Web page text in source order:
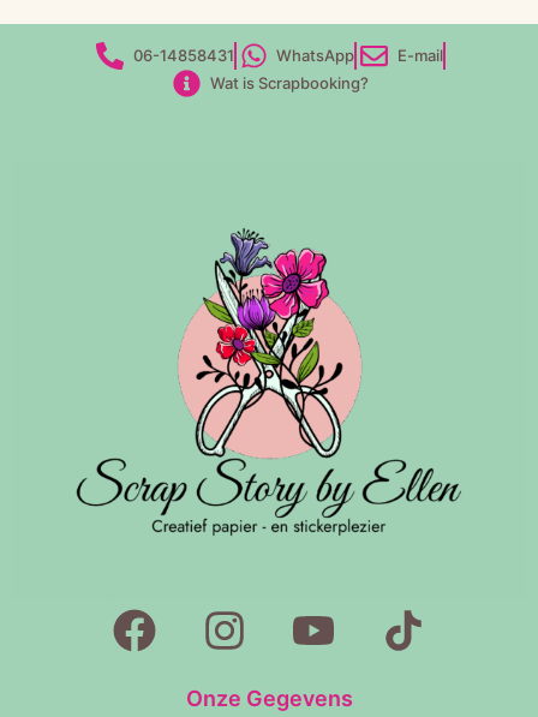
06-14858431 WhatsApp
E-mail
Wat is Scrapbooking?
Onze Gegevens